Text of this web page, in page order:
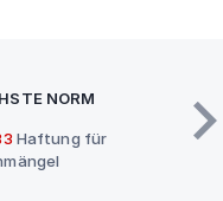
NORM
Haftung für